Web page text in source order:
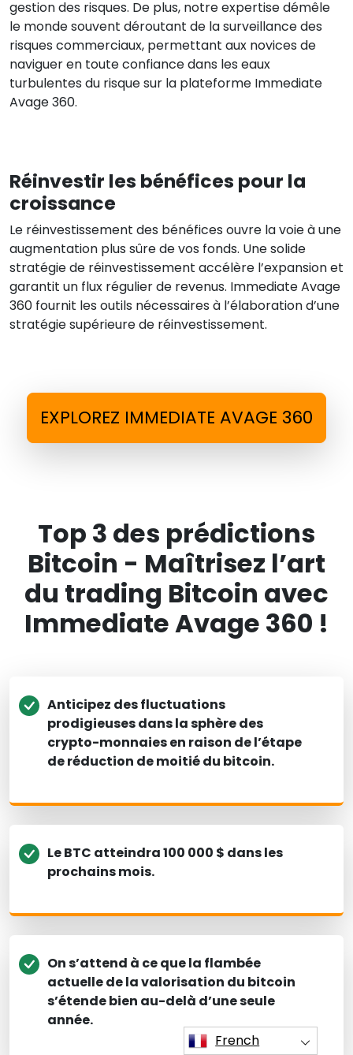
gestion des risques. De plus, notre expertise démêle
le monde souvent déroutant de la surveillance des
risques commerciaux, permettant aux novices de
naviguer en toute confiance dans les eaux
turbulentes du risque sur la plateforme Immediate
Avage 360.
Réinvestir les bénéfices pour la
croissance
Le réinvestissement des bénéfices ouvre la voie à une
augmentation plus sûre de vos fonds. Une solide
stratégie de réinvestissement accélère l’expansion et
garantit un flux régulier de revenus. Immediate Avage
360 fournit les outils nécessaires à l’élaboration d’une
stratégie supérieure de réinvestissement.
EXPLOREZ IMMEDIATE AVAGE 360
Top 3 des prédictions
Bitcoin - Maîtrisez l’art
du trading Bitcoin avec
Immediate Avage 360 !
Anticipez des fluctuations
prodigieuses dans la sphère des
crypto-monnaies en raison de l’étape
de réduction de moitié du bitcoin.
Le BTC atteindra 100 000 $ dans les
prochains mois.
On s’attend à ce que la flambée
actuelle de la valorisation du bitcoin
s’étende bien au-delà d’une seule
année.
French